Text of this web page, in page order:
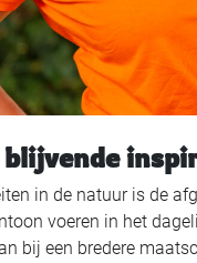
in de natuur is de
voeren in het
bij een bredere